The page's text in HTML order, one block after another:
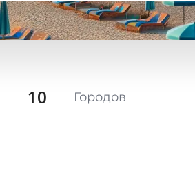
10 Городов